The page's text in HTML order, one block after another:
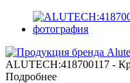
ALUTECH:418700117 -
Подробнее